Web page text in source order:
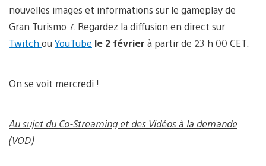
nouvelles images et informations sur le gameplay de
Gran Turismo 7. Regardez la diffusion en direct sur
Twitch ouYouTube le 2 février à partir de 23 h 00 CET.
On se voit mercredi !
Au sujet du Co-Streaming et des Vidéos à la demande
(VOD)